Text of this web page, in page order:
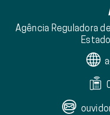
Agência Reguladora